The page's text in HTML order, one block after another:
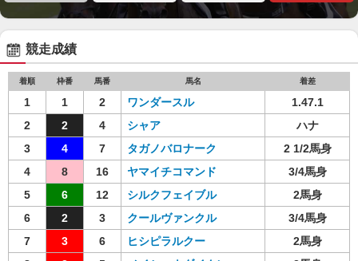
競走成績
着順 枠番 馬番 馬名 着差
1 1 2 ワンダースル
1.47.1
2
2 4 シャア
ハナ
3
4 7 タガノバロナーク
2 1/2馬身
4
8 16 ヤマイチコマンド
3/4馬身
5
6 12 シルクフェイブル
2馬身
6
2 3 クールヴァンクル
3/4馬身
7
3 6 ヒシピラルクー
2馬身